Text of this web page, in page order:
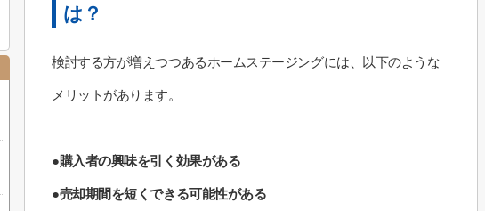
は？
検討する方が増えつつあるホームステージングには、以下のような
メリットがあります。
●購入者の興味を引く効果がある
●売却期間を短くできる可能性がある